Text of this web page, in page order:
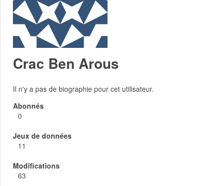
Crac Ben Arous
Il n'y a pas de biographie pour cet utilisateur.
Abonnés
0
Jeux de données
11
Modifications
63